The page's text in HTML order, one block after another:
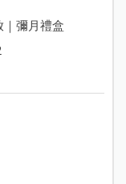
｜彌月禮盒